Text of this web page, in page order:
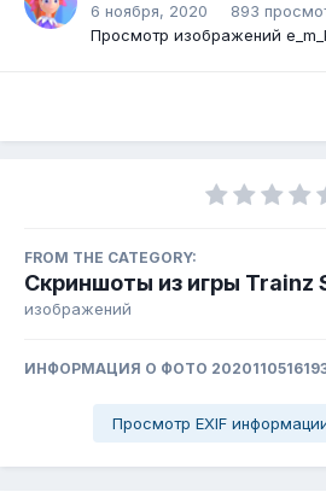
6 ноября, 2020
893
Просмотр изображений
FROM THE CATEGORY:
Скриншоты из игры Trainz
изображений
ИНФОРМАЦИЯ О ФОТО
Просмотр EXIF